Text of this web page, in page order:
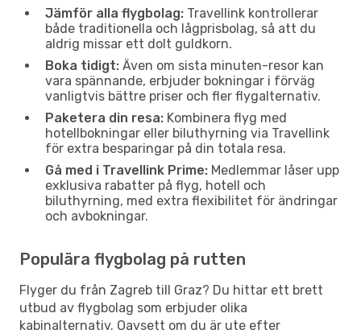
Jämför alla flygbolag: Travellink kontrollerar
både traditionella och lågprisbolag, så att du
aldrig missar ett dolt guldkorn.
Boka tidigt: Även om sista minuten-resor kan
vara spännande, erbjuder bokningar i förväg
vanligtvis bättre priser och fler flygalternativ.
Paketera din resa: Kombinera flyg med
hotellbokningar eller biluthyrning via Travellink
för extra besparingar på din totala resa.
Gå med i Travellink Prime: Medlemmar låser upp
exklusiva rabatter på flyg, hotell och
biluthyrning, med extra flexibilitet för ändringar
och avbokningar.
Populära flygbolag på rutten
Flyger du från Zagreb till Graz? Du hittar ett brett
utbud av flygbolag som erbjuder olika
kabinalternativ. Oavsett om du är ute efter